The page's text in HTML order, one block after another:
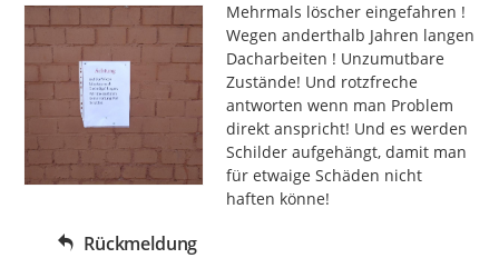
Mehrmals löscher eingefahren !
Wegen anderthalb Jahren langen
Dacharbeiten ! Unzumutbare
Zustände! Und rotzfreche
antworten wenn man Problem
direkt anspricht! Und es werden
Schilder aufgehängt, damit man
für etwaige Schäden nicht
haften könne!
Rückmeldung